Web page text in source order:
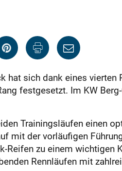
hat sich dank eines vierten
festgesetzt. Im KW
Trainingsläufen einen
mit der vorläufigen
Reifen zu einem wichtigen
Rennläufen mit